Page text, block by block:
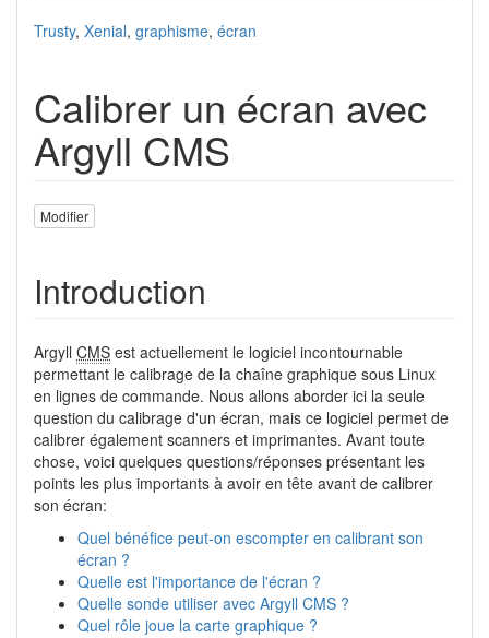
Trusty, Xenial, graphisme, écran
Calibrer un écran avec
Argyll CMS
Modifier
Introduction
Argyll CMS est actuellement le logiciel incontournable
permettant le calibrage de la chaîne graphique sous Linux
en lignes de commande. Nous allons aborder ici la seule
question du calibrage d'un écran, mais ce logiciel permet de
calibrer également scanners et imprimantes. Avant toute
chose, voici quelques questions/réponses présentant les
points les plus importants à avoir en tête avant de calibrer
son écran:
Quel bénéfice peut-on escompter en calibrant son
écran ?
Quelle est l'importance de l'écran ?
Quelle sonde utiliser avec Argyll CMS ?
Quel rôle joue la carte graphique ?